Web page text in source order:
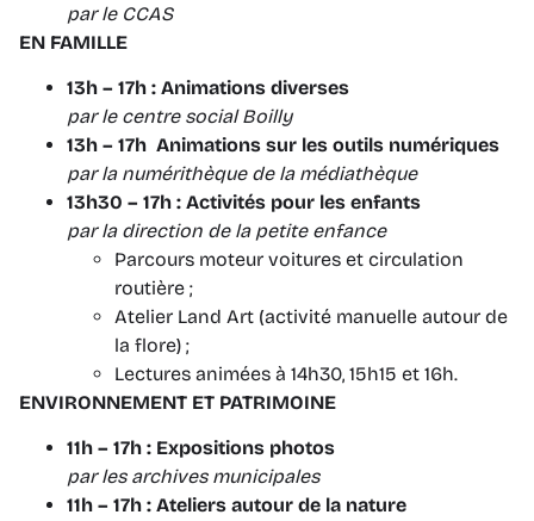
par le CCAS
EN FAMILLE
13h – 17h : Animations diverses
par le centre social Boilly
13h – 17h Animations sur les outils numériques
par la numérithèque de la médiathèque
13h30 – 17h : Activités pour les enfants
par la direction de la petite enfance
Parcours moteur voitures et circulation
routière ;
Atelier Land Art (activité manuelle autour de
la flore) ;
Lectures animées à 14h30, 15h15 et 16h.
ENVIRONNEMENT ET PATRIMOINE
11h – 17h : Expositions photos
par les archives municipales
11h – 17h : Ateliers autour de la nature